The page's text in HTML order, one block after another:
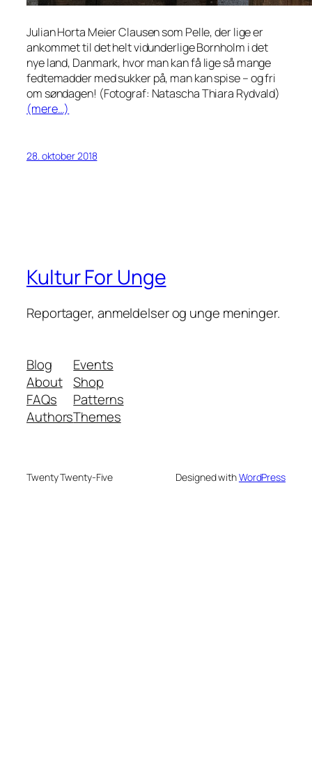
Julian Horta Meier Clausen som Pelle, der lige er
ankommet til det helt vidunderlige Bornholm i det
nye land, Danmark, hvor man kan få lige så mange
fedtemadder med sukker på, man kan spise – og fri
om søndagen! (Fotograf: Natascha Thiara Rydvald)
(mere…)
28. oktober 2018
Kultur For Unge
Reportager, anmeldelser og unge meninger.
Blog
About
FAQs
Authors
Events
Shop
Patterns
Themes
Twenty Twenty-Five Designed withWordPress